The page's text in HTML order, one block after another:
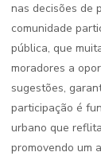
nas decisões de
comunidade
pública, que
moradores a
sugestões,
participação é
urbano que
promovendo um